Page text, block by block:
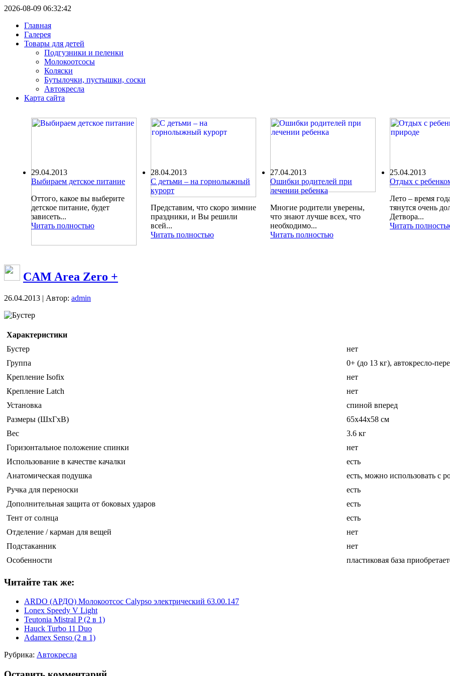
2026-08-09 06:32:42
Главная
Галерея
Товары для детей
Подгузники и пеленки
Молокоотсосы
Коляски
Бутылочки, пустышки, соски
Автокресла
Карта сайта
29.04.2013
Выбираем детское питание
Оттого, какое вы выберите
детское питание, будет
зависеть...
Читать полностью
28.04.2013
С детьми – на горнолыжный
курорт
Представим, что скоро зимние
праздники, и Вы решили
всей...
Читать полностью
27.04.2013
Ошибки родителей при
лечении ребенка
Многие родители уверены,
что знают лучше всех, что
необходимо...
Читать полностью
25.04.2013
Отдых с
Лето – время
тянутся очень
Детвора...
Читать
CAM Area Zero +
26.04.2013 | Автор: admin
Бустер
Характеристики
Бустер
нет
Группа
0+ (до 13 кг), автокресло-
Крепление Isofix
нет
Крепление Latch
нет
Установка
спиной вперед
Размеры (ШxГxВ)
65x44x58 см
Вес
3.6 кг
Горизонтальное положение спинки
нет
Использование в качестве качалки
есть
Анатомическая подушка
есть, можно использовать с
Ручка для переноски
есть
Дополнительная защита от боковых ударов
есть
Тент от солнца
есть
Отделение / карман для вещей
нет
Подстаканник
нет
Особенности
пластиковая база
Читайте так же:
ARDO (АРДО) Молокоотсос Calypso электрический 63.00.147
Lonex Speedy V Light
Teutonia Mistral P (2 в 1)
Hauck Turbo 11 Duo
Adamex Senso (2 в 1)
Рубрика: Автокресла